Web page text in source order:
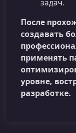
задач.
После
создавать
применять
уровне,
разработке.